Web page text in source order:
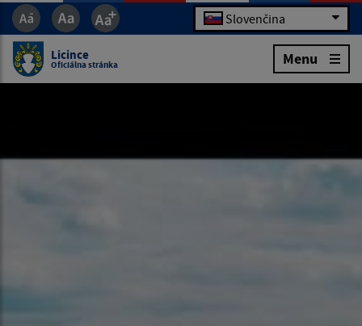
Slovenčina
Licince
Oficiálna stránka Menu